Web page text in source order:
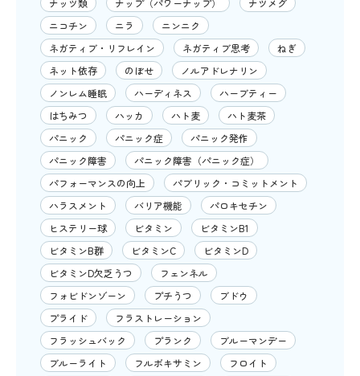
ナッツ類 ナップ（パワーナップ）
ナツメグ
ニコチン
ニラ
ニンニク
ネガティブ・リフレイン
ネガティブ思考
ねぎ
ネット依存
のぼせ
ノルアドレナリン
ノンレム睡眠
ハーディネス
ハーブティー
はちみつ
ハッカ ハト麦
ハト麦茶
パニック
パニック症
パニック発作
パニック障害
パニック障害（パニック症）
パフォーマンスの向上
パブリック・コミットメント
ハラスメント
バリア機能
パロキセチン
ヒステリー球
ビタミン
ビタミンB1
ビタミンB群
ビタミンC
ビタミンD
ビタミンD欠乏うつ
フェンネル
フォビドンゾーン
プチうつ
ブドウ
プライド
フラストレーション
フラッシュバック
プランク
ブルーマンデー
ブルーライト
フルボキサミン
フロイト